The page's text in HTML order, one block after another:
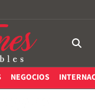
NEGOCIOS